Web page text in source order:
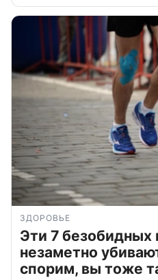
ЗДОРОВЬЕ
Эти 7 безобидных
незаметно
спорим, вы тоже